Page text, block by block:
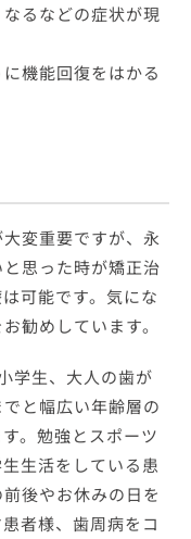
るなどの症状が現
機能回復をはかる
変重要ですが、永
思った時が矯正治
可能です。気にな
勧めしています。
学生、大人の歯が
と幅広い年齢層の
。勉強とスポーツ
生活をしている患
後やお休みの日を
者様、歯周病をコ